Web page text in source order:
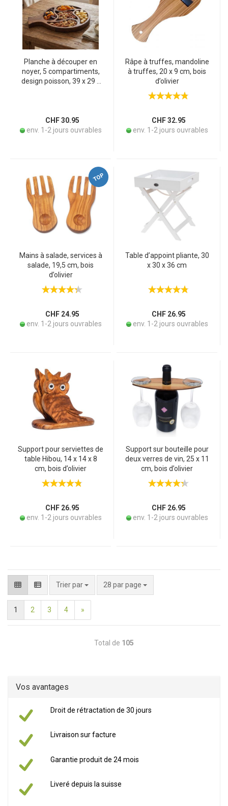
Planche à découper en
noyer, 5 compartiments,
design poisson, 39 x 29 x
CHF 30.95
env. 1-2 jours ouvrables
Râpe à truffes, mandoline
à truffes, 20 x 9 cm, bois
d’olivier
CHF 32.95
env. 1-2 jours ouvrables
TOP
Mains à salade, services à
salade, 19,5 cm, bois
d’olivier
CHF 24.95
env. 1-2 jours ouvrables
Table d’appoint pliante, 30
x 30 x 36 cm
CHF 26.95
env. 1-2 jours ouvrables
Support pour serviettes de
table Hibou, 14 x 14 x 8
cm, bois d’olivier
CHF 26.95
env. 1-2 jours ouvrables
Support sur bouteille pour
deux verres de vin, 25 x 11
cm, bois d’olivier
CHF 26.95
env. 1-2 jours ouvrables
Trier par 28 par page
1 2 3 4 »
Total de 105
Vos avantages
Droit de rétractation de 30 jours
Livraison sur facture
Garantie produit de 24 mois
Liveré depuis la suisse